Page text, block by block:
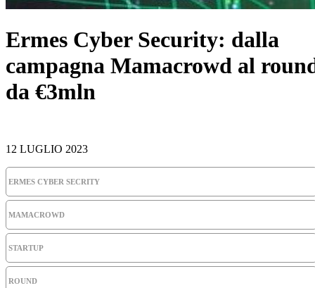
Ermes Cyber Security: dalla
campagna Mamacrowd al
da €3mln
12 LUGLIO 2023
ERMES CYBER SECRITY
MAMACROWD
STARTUP
ROUND